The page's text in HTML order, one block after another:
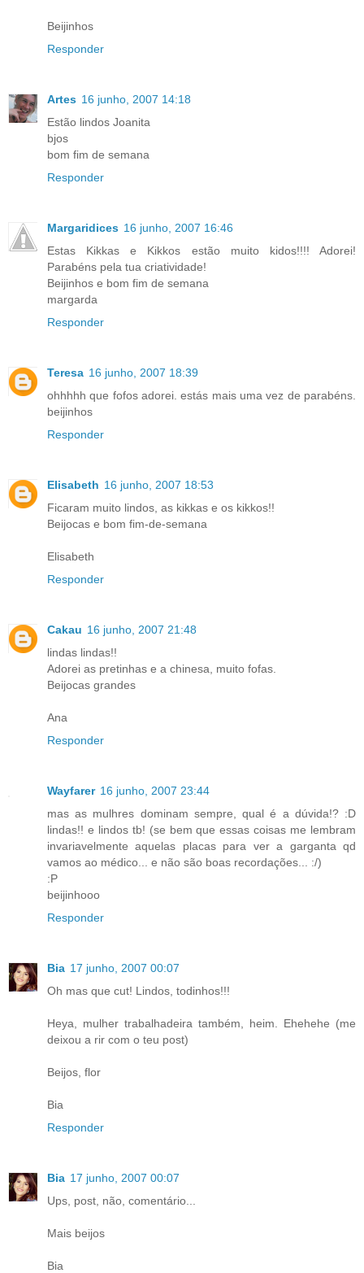
Beijinhos
Responder
Artes 16 junho, 2007 14:18
Estão lindos Joanita
bjos
bom fim de semana
Responder
Margaridices 16 junho, 2007 16:46
Estas Kikkas e Kikkos estão muito kidos!!!! Adorei!
Parabéns pela tua criatividade!
Beijinhos e bom fim de semana
margarda
Responder
Teresa 16 junho, 2007 18:39
ohhhhh que fofos adorei. estás mais uma vez de parabéns.
beijinhos
Responder
Elisabeth 16 junho, 2007 18:53
Ficaram muito lindos, as kikkas e os kikkos!!
Beijocas e bom fim-de-semana
Elisabeth
Responder
Cakau 16 junho, 2007 21:48
lindas lindas!!
Adorei as pretinhas e a chinesa, muito fofas.
Beijocas grandes
Ana
Responder
Wayfarer 16 junho, 2007 23:44
mas as mulhres dominam sempre, qual é a dúvida!? :D
lindas!! e lindos tb! (se bem que essas coisas me lembram
invariavelmente aquelas placas para ver a garganta qd
vamos ao médico... e não são boas recordações... :/)
:P
beijinhooo
Responder
Bia 17 junho, 2007 00:07
Oh mas que cut! Lindos, todinhos!!!
Heya, mulher trabalhadeira também, heim. Ehehehe (me
deixou a rir com o teu post)
Beijos, flor
Bia
Responder
Bia 17 junho, 2007 00:07
Ups, post, não, comentário...
Mais beijos
Bia